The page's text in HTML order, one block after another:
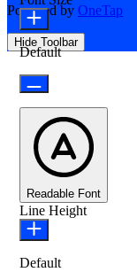
Powered by OneTap
Hide Toolbar
Default
Readable Font
Line Height
Default